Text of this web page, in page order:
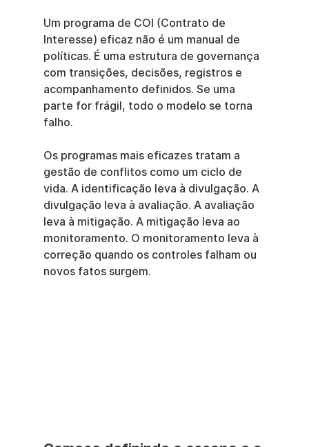
Um programa de COI (Contrato de
Interesse) eficaz não é um manual de
políticas. É uma estrutura de governança
com transições, decisões, registros e
acompanhamento definidos. Se uma
parte for frágil, todo o modelo se torna
falho.
Os programas mais eficazes tratam a
gestão de conflitos como um ciclo de
vida. A identificação leva à divulgação. A
divulgação leva à avaliação. A avaliação
leva à mitigação. A mitigação leva ao
monitoramento. O monitoramento leva à
correção quando os controles falham ou
novos fatos surgem.